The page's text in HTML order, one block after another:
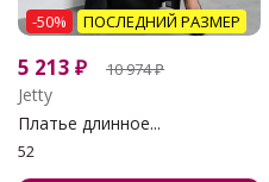
-50% ПОСЛЕДНИЙ РАЗМЕР
5 213 ₽ 10 974₽
Jetty
Платье длинное...
52